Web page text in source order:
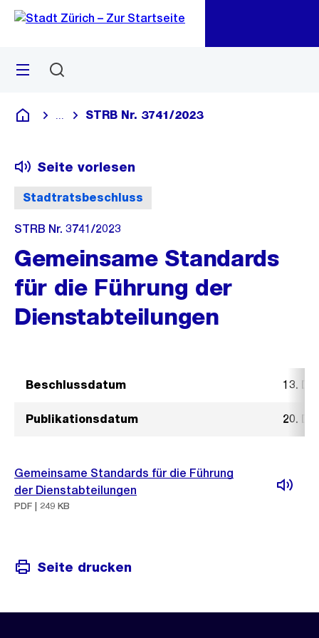
Navigation
Sprunglink
Menü
Deutsch
Blende alle Breadcrumbs ein
STRB Nr. 3741/2023
Stadtratsbeschluss
Seite vorlesen
STRB Nr. 3741/2023
Gemeinsame Standards
für die Führung der
Dienstabteilungen
Beschlussdatum 13.
Publikationsdatum 20.
Gemeinsame Standards für die Führung
der Dienstabteilungen
PDF | 249 KB
Seite drucken